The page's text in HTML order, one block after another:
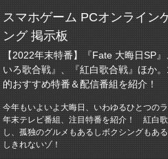
スマホゲーム PCオンライン
ング 掲示板
【2022年末特番】『Fate 大晦日SP
いろ歌合戦』、『紅白歌合戦』ほか
的おすすめ特番＆配信番組を紹介！
今年もいよいよ大晦日、いわゆるひとつ
年末テレビ番組、注目特番を紹介！ 紅白
し、孤独のグルメもあるしボクシングもあ
しきれないゾ！